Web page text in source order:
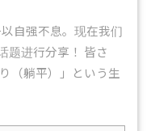
自强不息。现在我们
题进行分享！ 皆さ
（躺平）」という生